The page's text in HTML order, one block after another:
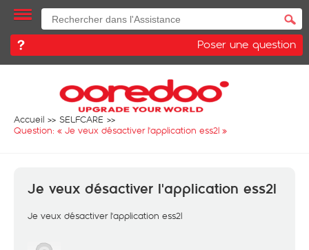
Poser une question
Accueil
SELFCARE
Question: « Je veux désactiver l'application ess2l »
Je veux désactiver l'application ess2l
Je veux désactiver l'application ess2l